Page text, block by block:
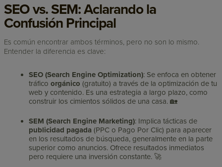
SEO vs. SEM: Aclarando la
Confusión Principal
Es común encontrar ambos términos, pero no son lo mismo.
Entender la diferencia es clave:
SEO (Search Engine Optimization): Se enfoca en obtener
tráficoorgánico (gratuito) a través de la optimización de tu
web y contenido. Es una estrategia a largo plazo, como
construir los cimientos sólidos de una casa. 🏡
SEM (Search Engine Marketing): Implica tácticas de
publicidad pagada (PPC o Pago Por Clic) para aparecer
en los resultados de búsqueda, generalmente en la parte
superior como anuncios. Ofrece resultados inmediatos
pero requiere una inversión constante. 🚀